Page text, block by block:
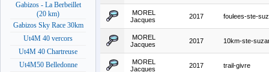
Gabizos - La Berbeillet
(20 km)
Gabizos Sky Race 30km
Ut4M 40 vercors
Ut4M 40 Chartreuse
Ut4M50 Belledonne
MOREL
Jacques
2017 foulees-ste-
MOREL
Jacques
2017 10km-ste-
MOREL
Jacques
2017 trail-givre